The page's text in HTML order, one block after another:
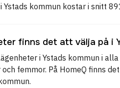
kommun kostar i snitt
finns det att välja på i
i Ystads kommun i
femmor. På HomeQ finns